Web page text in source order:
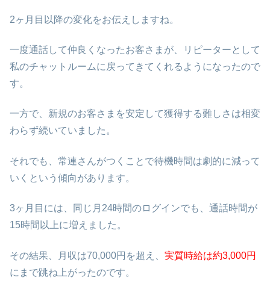
2ヶ月目以降の変化をお伝えしますね。
一度通話して仲良くなったお客さまが、リピーターとして
私のチャットルームに戻ってきてくれるようになったので
す。
一方で、新規のお客さまを安定して獲得する難しさは相変
わらず続いていました。
それでも、常連さんがつくことで待機時間は劇的に減って
いくという傾向があります。
3ヶ月目には、同じ月24時間のログインでも、通話時間が
15時間以上に増えました。
その結果、月収は70,000円を超え、 実質時給は約3,000円
にまで跳ね上がったのです。